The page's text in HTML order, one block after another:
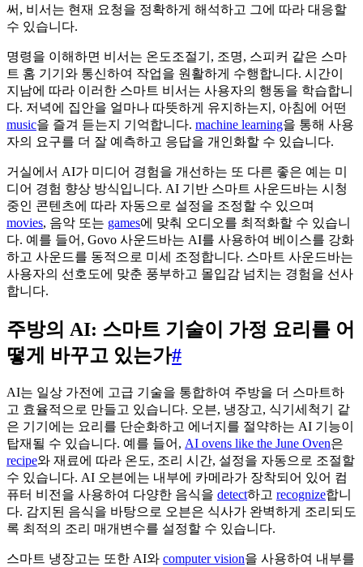
써, 비서는 현재 요청을 정확하게 해석하고 그에 따라 대응할
수 있습니다.
명령을 이해하면 비서는 온도조절기, 조명, 스피커 같은 스마
트 홈 기기와 통신하여 작업을 원활하게 수행합니다. 시간이
지남에 따라 이러한 스마트 비서는 사용자의 행동을 학습합니
다. 저녁에 집안을 얼마나 따뜻하게 유지하는지, 아침에 어떤
music을 즐겨 듣는지 기억합니다. machine learning을 통해 사용
자의 요구를 더 잘 예측하고 응답을 개인화할 수 있습니다.
거실에서 AI가 미디어 경험을 개선하는 또 다른 좋은 예는 미
디어 경험 향상 방식입니다. AI 기반 스마트 사운드바는 시청
중인 콘텐츠에 따라 자동으로 설정을 조정할 수 있으며
movies, 음악 또는 games에 맞춰 오디오를 최적화할 수 있습니
다. 예를 들어, Govo 사운드바는 AI를 사용하여 베이스를 강화
하고 사운드를 동적으로 미세 조정합니다. 스마트 사운드바는
사용자의 선호도에 맞춘 풍부하고 몰입감 넘치는 경험을 선사
합니다.
주방의 AI: 스마트 기술이 가정 요리를 어
떻게 바꾸고 있는가#
AI는 일상 가전에 고급 기술을 통합하여 주방을 더 스마트하
고 효율적으로 만들고 있습니다. 오븐, 냉장고, 식기세척기 같
은 기기에는 요리를 단순화하고 에너지를 절약하는 AI 기능이
탑재될 수 있습니다. 예를 들어, AI ovens like the June Oven은
recipe와 재료에 따라 온도, 조리 시간, 설정을 자동으로 조절할
수 있습니다. AI 오븐에는 내부에 카메라가 장착되어 있어 컴
퓨터 비전을 사용하여 다양한 음식을 detect하고 recognize합니
다. 감지된 음식을 바탕으로 오븐은 식사가 완벽하게 조리되도
록 최적의 조리 매개변수를 설정할 수 있습니다.
스마트 냉장고는 또한 AI와 computer vision을 사용하여 내부를